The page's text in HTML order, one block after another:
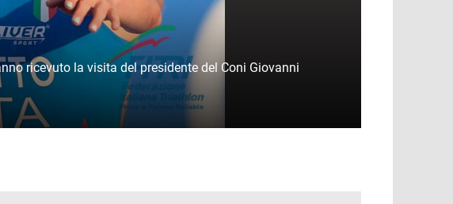
ricevuto la visita del presidente del Coni Giovanni